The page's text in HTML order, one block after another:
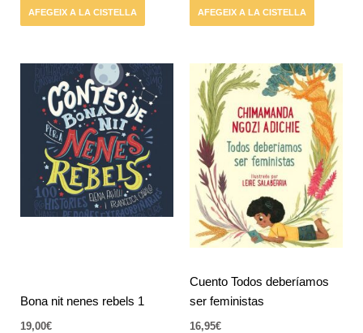
AFEGEIX A LA CISTELLA AFEGEIX A LA CISTELLA
Bona nit nenes rebels 1
19,00€
Cuento Todos deberíamos
ser feministas
16,95€